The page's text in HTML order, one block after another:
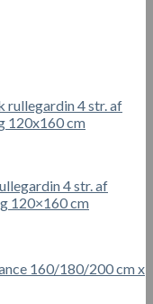
4 str. af
120×160 cm